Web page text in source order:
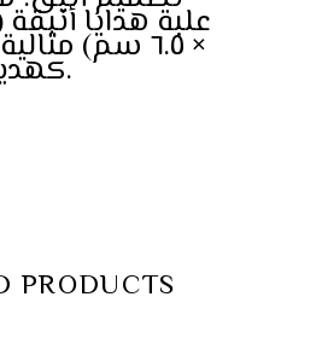
× ٦.٥ سم)
كهدية شخصية.
PRODUCTS